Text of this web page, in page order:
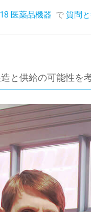
医薬品機器 で 質問
と供給の可能性を